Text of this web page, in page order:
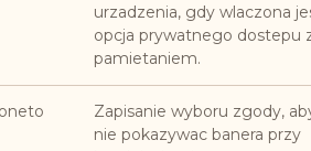
urzadzenia, gdy wlaczona
opcja prywatnego dostepu
pamietaniem.
Zapisanie wyboru zgody,
nie pokazywac banera przy